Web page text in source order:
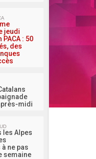
jeudi
: 50
des
midi
les Alpes
ne pas
semaine